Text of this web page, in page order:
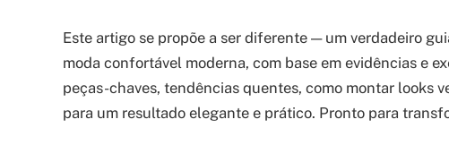
Este artigo se propõe a ser diferente — um verdadeiro
moda confortável moderna, com base em evidências e
peças-chaves, tendências quentes, como montar looks
para um resultado elegante e prático. Pronto para